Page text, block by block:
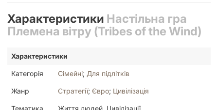
інструментом впливу на ігровий процес є карти стихій:
вогню, води, вітру та землі. Ви виступаєте в ролі
справжнього Аватара, керуючи цими силами для
вміння комбінувати їх дозволяє створювати потужні
Особливість карт та стратегічний
підхід
Характеристики Настільна гра
Племена вітру (Tribes of the Wind)
Характеристики
Категорія Сімейні; Для підлітків
Жанр Стратегії; Євро; Цивілізація
Тематика Життя людей, Цивілізації